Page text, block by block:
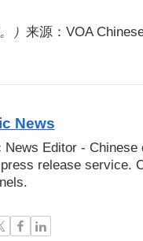
） 来源：VOA
News
News Editor -
release service.